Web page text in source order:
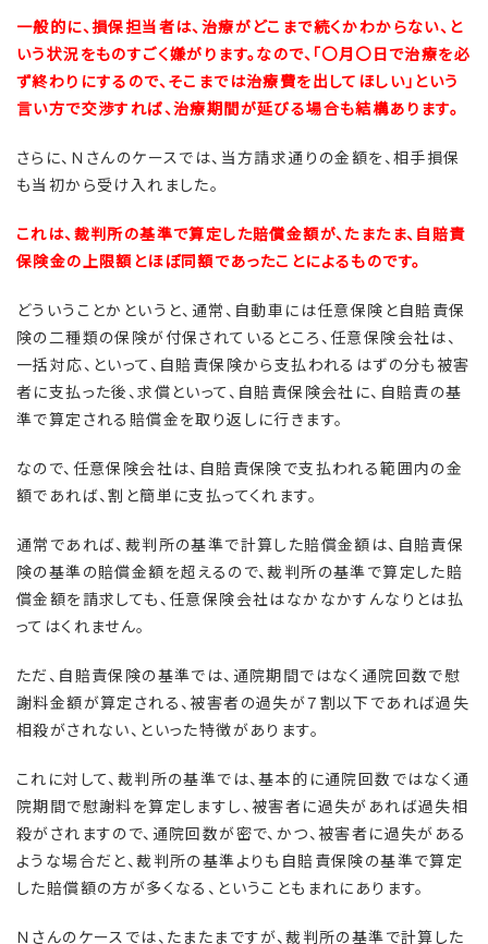
一般的に、損保担当者は、治療がどこまで続くかわからない、と
いう状況をものすごく嫌がります。なので、「〇月〇日で治療を必
ず終わりにするので、そこまでは治療費を出してほしい」という
言い方で交渉すれば、治療期間が延びる場合も結構あります。
さらに、Ｎさんのケースでは、当方請求通りの金額を、相手損保
も当初から受け入れました。
これは、裁判所の基準で算定した賠償金額が、たまたま、自賠責
保険金の上限額とほぼ同額であったことによるものです。
どういうことかというと、通常、自動車には任意保険と自賠責保
険の二種類の保険が付保されているところ、任意保険会社は、
一括対応、といって、自賠責保険から支払われるはずの分も被害
者に支払った後、求償といって、自賠責保険会社に、自賠責の基
準で算定される賠償金を取り返しに行きます。
なので、任意保険会社は、自賠責保険で支払われる範囲内の金
額であれば、割と簡単に支払ってくれます。
通常であれば、裁判所の基準で計算した賠償金額は、自賠責保
険の基準の賠償金額を超えるので、裁判所の基準で算定した賠
償金額を請求しても、任意保険会社はなかなかすんなりとは払
ってはくれません。
ただ、自賠責保険の基準では、通院期間ではなく通院回数で慰
謝料金額が算定される、被害者の過失が７割以下であれば過失
相殺がされない、といった特徴があります。
これに対して、裁判所の基準では、基本的に通院回数ではなく通
院期間で慰謝料を算定しますし、被害者に過失があれば過失相
殺がされますので、通院回数が密で、かつ、被害者に過失がある
ような場合だと、裁判所の基準よりも自賠責保険の基準で算定
した賠償額の方が多くなる、ということもまれにあります。
Ｎさんのケースでは、たまたまですが、裁判所の基準で計算した